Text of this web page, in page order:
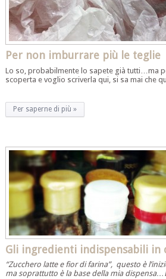
Per non imburrare più le teglie
Lo so, probabilmente lo sapete già tutti…ma
scoperta e voglio scriverla qui, si sa mai che
Per saperne di più »
Gli ingredienti indispensabili in
“Zucchero latte e fior di farina”, questo è
ma soprattutto è la base della mia